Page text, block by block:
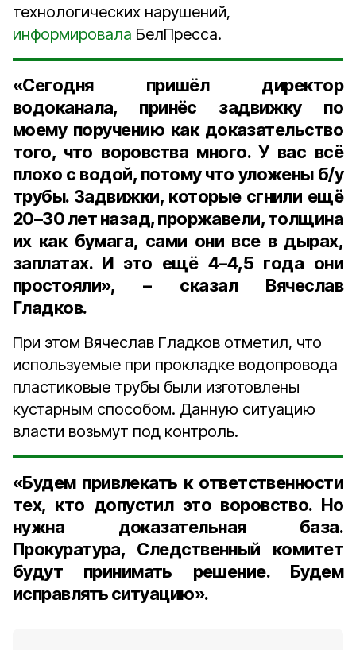
технологических нарушений,
информировала БелПресса.
«Сегодня пришёл директор
водоканала, принёс задвижку по
моему поручению как доказательство
того, что воровства много. У вас всё
плохо с водой, потому что уложены б/у
трубы. Задвижки, которые сгнили ещё
20–30 лет назад, проржавели, толщина
их как бумага, сами они все в дырах,
заплатах. И это ещё 4–4,5 года они
простояли», – сказал Вячеслав
Гладков.
При этом Вячеслав Гладков отметил, что
используемые при прокладке водопровода
пластиковые трубы были изготовлены
кустарным способом. Данную ситуацию
власти возьмут под контроль.
«Будем привлекать к ответственности
тех, кто допустил это воровство. Но
нужна доказательная база.
Прокуратура, Следственный комитет
будут принимать решение. Будем
исправлять ситуацию».